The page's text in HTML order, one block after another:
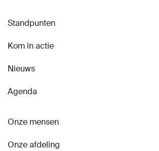
Standpunten
Kom in actie
Nieuws
Agenda
Onze mensen
Onze afdeling